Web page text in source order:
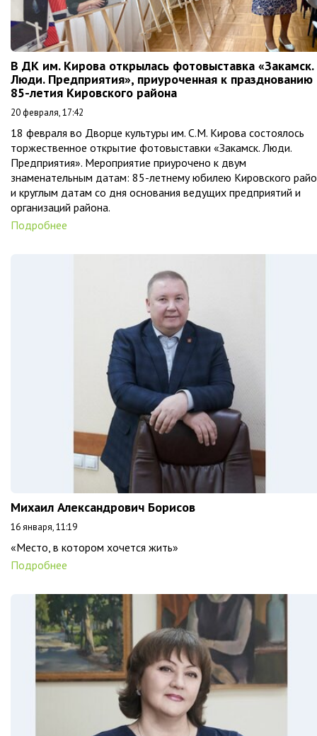
В ДК им. Кирова открылась фотовыставка «Закамск.
Люди. Предприятия», приуроченная к празднованию
85-летия Кировского района
20 февраля, 17:42
18 февраля во Дворце культуры им. С.М. Кирова состоялось
торжественное открытие фотовыставки «Закамск. Люди.
Предприятия». Мероприятие приурочено к двум
знаменательным датам: 85-летнему юбилею Кировского
и круглым датам со дня основания ведущих предприятий и
организаций района.
Подробнее
Михаил Александрович Борисов
16 января, 11:19
«Место, в котором хочется жить»
Подробнее